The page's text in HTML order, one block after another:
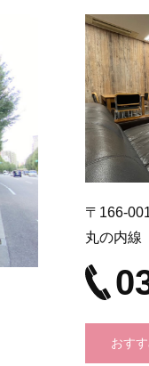
〒166-
丸の内線
おす